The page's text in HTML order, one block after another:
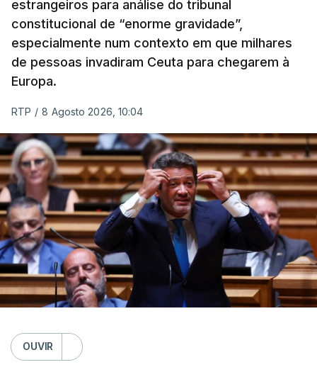
estrangeiros para análise do tribunal
constitucional de “enorme gravidade”,
especialmente num contexto em que milhares
de pessoas invadiram Ceuta para chegarem à
Europa.
RTP / 8 Agosto 2026, 10:04
OUVIR